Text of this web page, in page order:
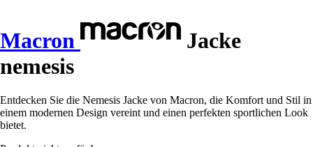
Macron
Jacke
nemesis
Entdecken Sie die Nemesis Jacke von Macron, die Komfort und Stil in
einem modernen Design vereint und einen perfekten sportlichen Look
bietet.